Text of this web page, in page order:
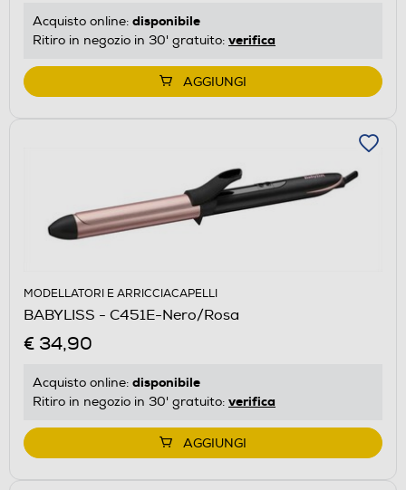
Acquisto online: disponibile
Ritiro in negozio in 30' gratuito: verifica
AGGIUNGI
MODELLATORI E ARRICCIACAPELLI
BABYLISS - C451E-Nero/Rosa
€ 34,90
Acquisto online: disponibile
Ritiro in negozio in 30' gratuito: verifica
AGGIUNGI